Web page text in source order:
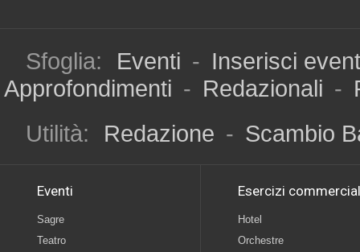
Sfoglia: Eventi - Inserisci
Approfondimenti - Redazionali -
Utilità:
Redazione - Scambio
Eventi
Sagre
Teatro
Esercizi
Hotel
Orchestre